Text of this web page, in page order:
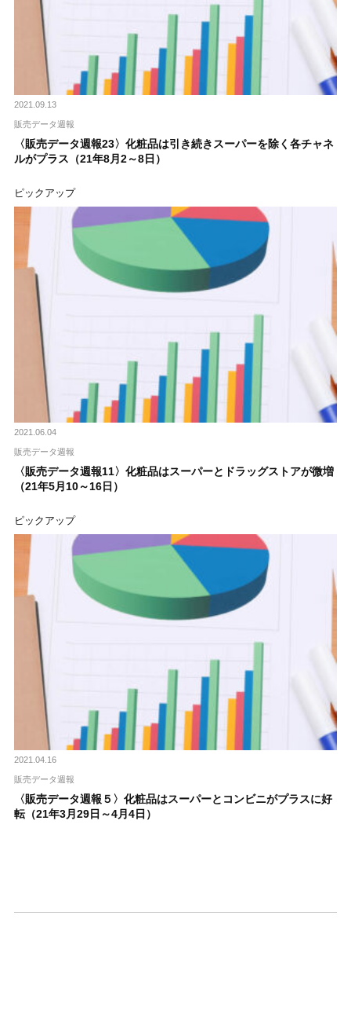
2021.09.13
販売データ週報
〈販売データ週報23〉化粧品は引き続きスーパーを除く各チャネ
ルがプラス（21年8月2～8日）
ピックアップ
2021.06.04
販売データ週報
〈販売データ週報11〉化粧品はスーパーとドラッグストアが微増
（21年5月10～16日）
ピックアップ
2021.04.16
販売データ週報
〈販売データ週報５〉化粧品はスーパーとコンビニがプラスに好
転（21年3月29日～4月4日）